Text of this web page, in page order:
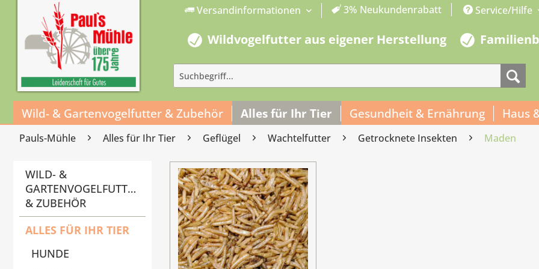
Versandinformationen 3% Neukundenrabatt Service/Hilfe
Wildvogelfutter aus eigener Herstellung
Wild- & Gartenvogelfutter & Zubehör Alles für Ihr Tier Gesundheit & Ernährung Haus
Pauls-Mühle Alles für Ihr Tier Geflügel Wachtelfutter Getrocknete Insekten Maden
WILD- &
GARTENVOGELFUTTER
& ZUBEHÖR
ALLES FÜR IHR TIER
HUNDE